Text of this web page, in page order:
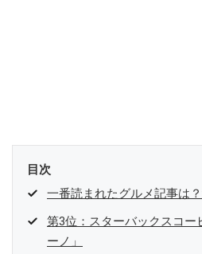
目次
一番読まれたグルメ記事は
第3位：スターバックスコー
ーノ」